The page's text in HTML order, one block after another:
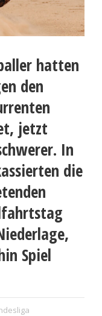
hatten
den
jetzt
In
die
Spiel